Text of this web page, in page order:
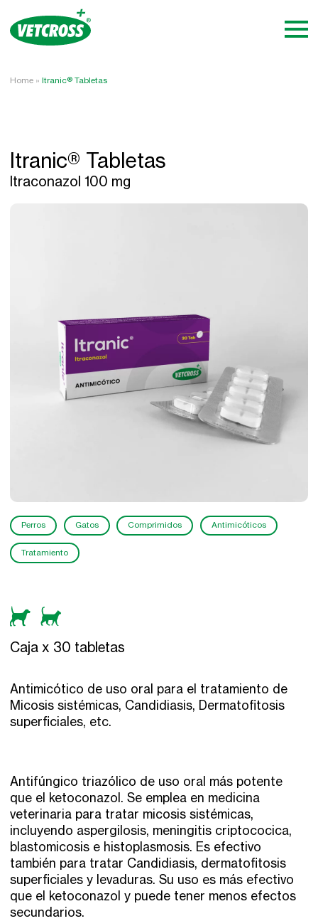
Home »Itranic® Tabletas
Itranic® Tabletas
Itraconazol 100 mg
Perros Gatos Comprimidos Antimicóticos
Tratamiento
Caja x 30 tabletas
Antimicótico de uso oral para el tratamiento de
Micosis sistémicas, Candidiasis, Dermatofitosis
superficiales, etc.
Antifúngico triazólico de uso oral más potente
que el ketoconazol. Se emplea en medicina
veterinaria para tratar micosis sistémicas,
incluyendo aspergilosis, meningitis criptococica,
blastomicosis e histoplasmosis. Es efectivo
también para tratar Candidiasis, dermatofitosis
superficiales y levaduras. Su uso es más efectivo
que el ketoconazol y puede tener menos efectos
secundarios.